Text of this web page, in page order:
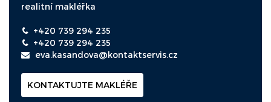
realitní makléřka
+420 739 294 235
+420 739 294 235
eva.kasandova@kontaktservis.cz
KONTAKTUJTE MAKLÉŘE